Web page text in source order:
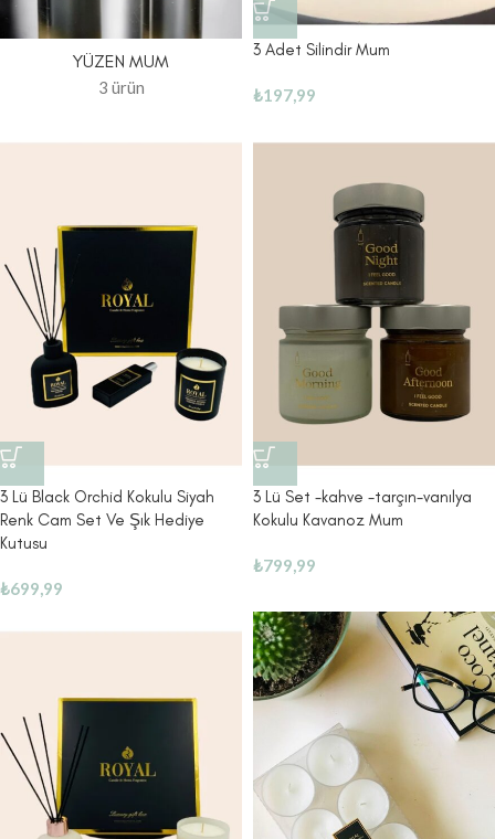
YÜZEN MUM
3 ürün
3 Adet Silindir Mum
₺197,99
3 Lü Black Orchid Kokulu Siyah
Renk Cam Set Ve Şık Hediye
Kutusu
₺699,99
3 Lü Set -kahve -tarçın-vanılya
Kokulu Kavanoz Mum
₺799,99